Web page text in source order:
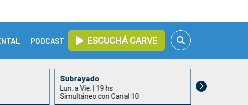
PODCAST ESCUCHÁ CARVE
Subrayado
Lun. a Vie. | 19 hs
Simultáneo con Canal 10
Lun. a Vie. | 21